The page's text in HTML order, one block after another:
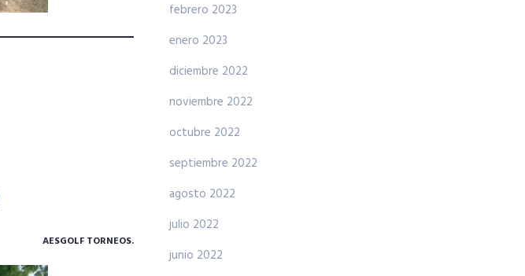
AESGOLF TORNEOS.
febrero 2023
enero 2023
diciembre 2022
noviembre 2022
octubre 2022
septiembre 2022
agosto 2022
julio 2022
junio 2022